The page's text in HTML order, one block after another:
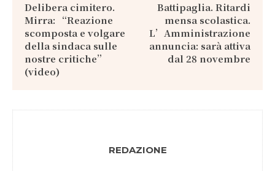
Delibera cimitero.
Mirra: “Reazione
scomposta e volgare
della sindaca sulle
nostre critiche”
(video)
Battipaglia. Ritardi
mensa scolastica.
L’Amministrazione
annuncia: sarà attiva
dal 28 novembre
REDAZIONE